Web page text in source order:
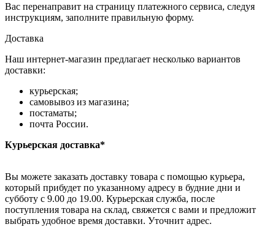
Вас перенаправит на страницу платежного сервиса, следуя
инструкциям, заполните правильную форму.
Доставка
Наш интернет-магазин предлагает несколько вариантов
доставки:
курьерская;
самовывоз из магазина;
постаматы;
почта России.
Курьерская доставка*
Вы можете заказать доставку товара с помощью курьера,
который прибудет по указанному адресу в будние дни и
субботу с 9.00 до 19.00. Курьерская служба, после
поступления товара на склад, свяжется с вами и предложит
выбрать удобное время доставки. Уточнит адрес.